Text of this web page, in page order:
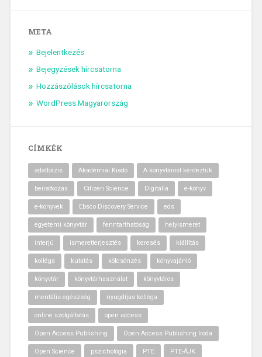
META
Bejelentkezés
Bejegyzések hírcsatorna
Hozzászólások hírcsatorna
WordPress Magyarország
CÍMKÉK
adatbázis Akadémiai Kiadó A könyvtárost kérdeztük
beiratkozás Citizen Science Digitália e-könyv
e-könyvek Ebsco Discovery Service eds
egyetemi könyvtár fenntarthatóság helyismeret
interjú ismeretterjesztés keresés kiállítás
kolléga kutatás kölcsönzés könyvajánló
könyvtár könyvtárhasználat könyvtáros
mentális egészség nyugdíjas kolléga
online szolgáltatás open access
Open Access Publishing Open Access Publishing Iroda
Open Science pszichológia PTE PTE-ÁJK